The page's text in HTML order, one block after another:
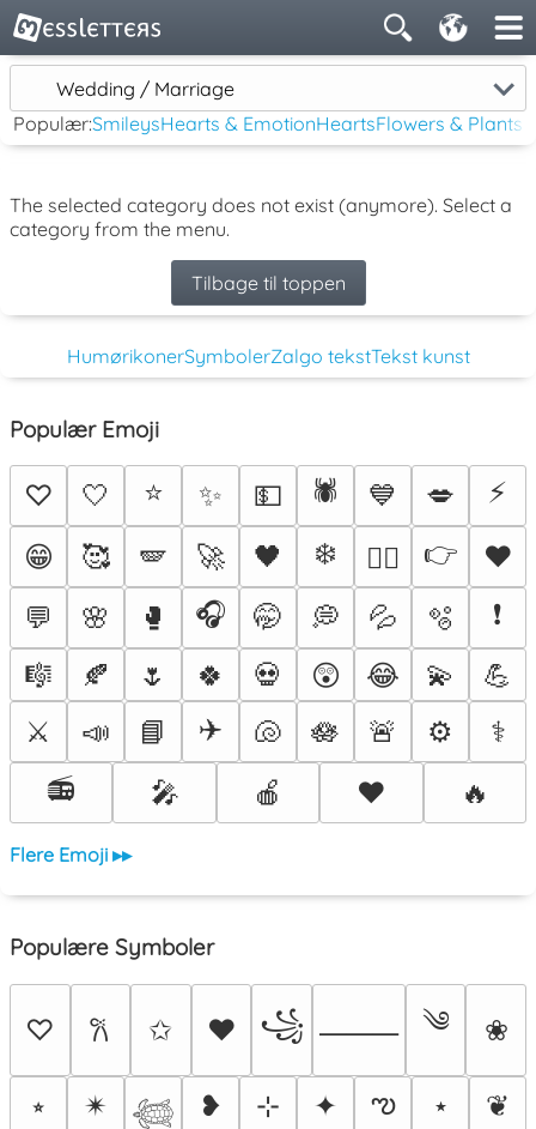
Wedding / Marriage
Populær:SmileysHearts & EmotionHeartsFlowers & Plants
The selected category does not exist (anymore). Select a
category from the menu.
Tilbage til toppen
HumørikonerSymbolerZalgo tekstTekst kunst
Populær Emoji
♡ 🤍 ⭐ ✨ 💵 🕷️ 💙 💋
⚡
😁
🥰 🪽 🚀 🖤 ❄️ ❤️‍🔥 👉
♥️
💬
🌸 🥊 🎧 🤭 💭 💦 🫧
❗
🎼
🍂 🌷 🍀 💀 😲 😂 💫
💪
⚔️
📣 📘 ✈️ 🐚 🪷 🚨 ⚙️
⚕️
📻
🎤 🍎 ❤️ 🔥
Flere Emoji ▸▸
Populære Symboler
♡ 𐙚 ✩ ♥ ꧁ ⸻ ༄ ❀
⭒ ✴︎ 𓆉 ❥ ⊹ ✦ ఌ ⋆ ❦